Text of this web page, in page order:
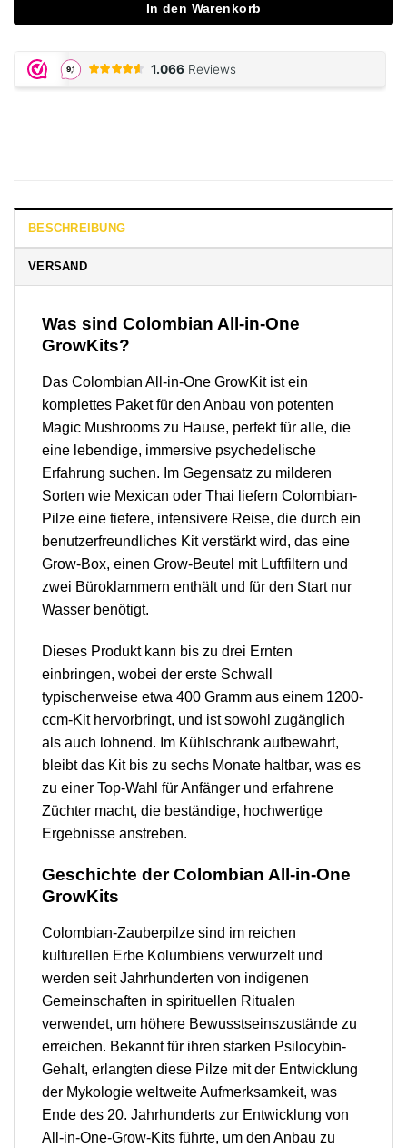
In den Warenkorb
BESCHREIBUNG
VERSAND
Was sind Colombian All-in-One
GrowKits?
Das Colombian All-in-One GrowKit ist ein
komplettes Paket für den Anbau von potenten
Magic Mushrooms zu Hause, perfekt für alle, die
eine lebendige, immersive psychedelische
Erfahrung suchen. Im Gegensatz zu milderen
Sorten wie Mexican oder Thai liefern Colombian-
Pilze eine tiefere, intensivere Reise, die durch ein
benutzerfreundliches Kit verstärkt wird, das eine
Grow-Box, einen Grow-Beutel mit Luftfiltern und
zwei Büroklammern enthält und für den Start nur
Wasser benötigt.
Dieses Produkt kann bis zu drei Ernten
einbringen, wobei der erste Schwall
typischerweise etwa 400 Gramm aus einem 1200-
ccm-Kit hervorbringt, und ist sowohl zugänglich
als auch lohnend. Im Kühlschrank aufbewahrt,
bleibt das Kit bis zu sechs Monate haltbar, was es
zu einer Top-Wahl für Anfänger und erfahrene
Züchter macht, die beständige, hochwertige
Ergebnisse anstreben.
Geschichte der Colombian All-in-One
GrowKits
Colombian-Zauberpilze sind im reichen
kulturellen Erbe Kolumbiens verwurzelt und
werden seit Jahrhunderten von indigenen
Gemeinschaften in spirituellen Ritualen
verwendet, um höhere Bewusstseinszustände zu
erreichen. Bekannt für ihren starken Psilocybin-
Gehalt, erlangten diese Pilze mit der Entwicklung
der Mykologie weltweite Aufmerksamkeit, was
Ende des 20. Jahrhunderts zur Entwicklung von
All-in-One-Grow-Kits führte, um den Anbau zu